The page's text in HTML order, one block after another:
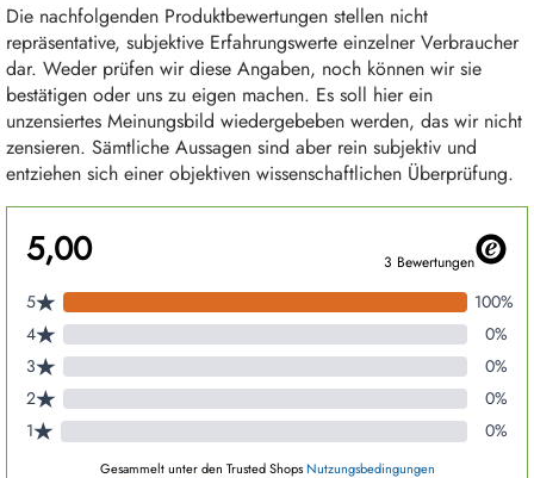
Die nachfolgenden Produktbewertungen stellen nicht
repräsentative, subjektive Erfahrungswerte einzelner Verbraucher
dar. Weder prüfen wir diese Angaben, noch können wir sie
bestätigen oder uns zu eigen machen. Es soll hier ein
unzensiertes Meinungsbild wiedergebeben werden, das wir nicht
zensieren. Sämtliche Aussagen sind aber rein subjektiv und
entziehen sich einer objektiven wissenschaftlichen Überprüfung.